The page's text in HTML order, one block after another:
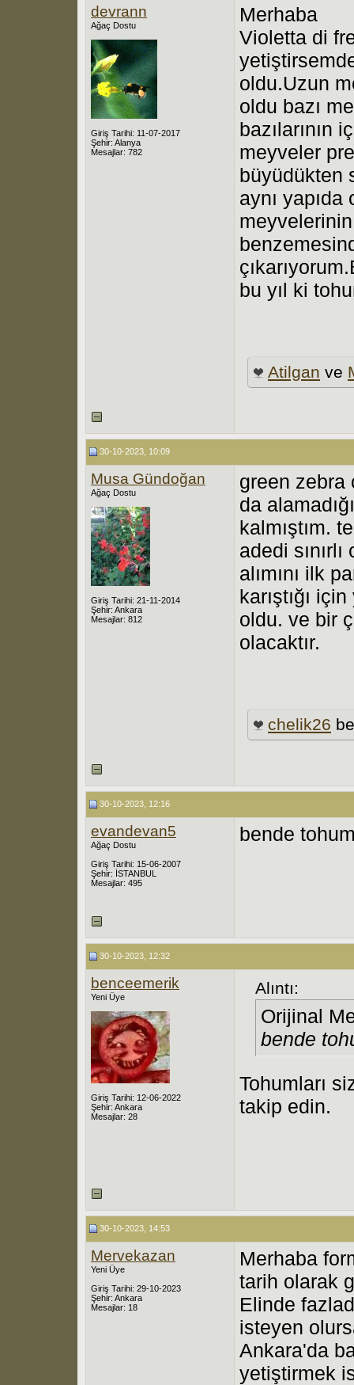
devrann
Ağaç Dostu
Giriş Tarihi: 11-07-2017
Şehir: Alanya
Mesajlar: 782
Merhaba
Violetta di
oldu.Uzun
oldu bazı
bazılarının
meyveler
büyüdükten
aynı
bu yıl ki
Atilgan ve
30-10-2023, 10:09
Musa Gündoğan
Ağaç Dostu
Giriş Tarihi: 21-11-2014
Şehir: Ankara
Mesajlar: 812
green zebra
da
kalmıştım.
adedi
alımını ilk
karıştığı
oldu. ve bir
olacaktır.
chelik26
30-10-2023, 12:16
evandevan5
Ağaç Dostu
Giriş Tarihi: 15-06-2007
Şehir: İSTANBUL
Mesajlar: 495
bende
30-10-2023, 12:32
benceemerik
Yeni Üye
Giriş Tarihi: 12-06-2022
Şehir: Ankara
Mesajlar: 28
Alıntı:
Orijinal
bende
Tohumları
takip edin.
30-10-2023, 14:53
Mervekazan
Yeni Üye
Giriş Tarihi: 29-10-2023
Şehir: Ankara
Mesajlar: 18
Merhaba
tarih olarak
Elinde
isteyen
Ankara'da
yetiştirmek